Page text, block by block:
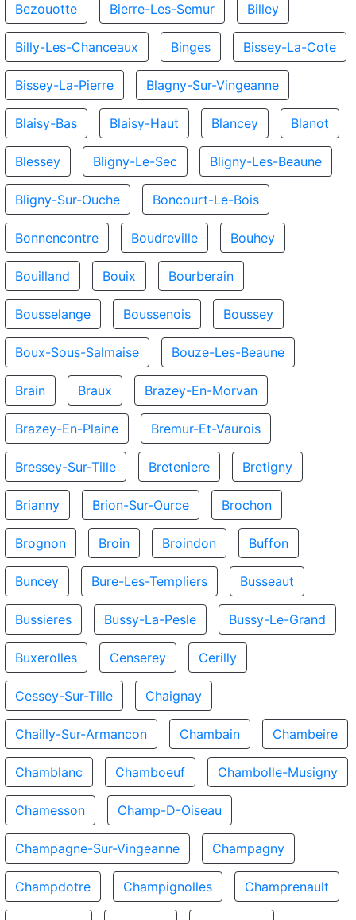
Bezouotte Bierre-Les-Semur Billey
Billy-Les-Chanceaux Binges Bissey-La-Cote
Bissey-La-Pierre Blagny-Sur-Vingeanne
Blaisy-Bas Blaisy-Haut Blancey Blanot
Blessey Bligny-Le-Sec Bligny-Les-Beaune
Bligny-Sur-Ouche Boncourt-Le-Bois
Bonnencontre Boudreville Bouhey
Bouilland Bouix Bourberain
Bousselange Boussenois Boussey
Boux-Sous-Salmaise Bouze-Les-Beaune
Brain Braux Brazey-En-Morvan
Brazey-En-Plaine Bremur-Et-Vaurois
Bressey-Sur-Tille Breteniere Bretigny
Brianny Brion-Sur-Ource Brochon
Brognon Broin Broindon Buffon
Buncey Bure-Les-Templiers Busseaut
Bussieres Bussy-La-Pesle Bussy-Le-Grand
Buxerolles Censerey Cerilly
Cessey-Sur-Tille Chaignay
Chailly-Sur-Armancon Chambain Chambeire
Chamblanc Chamboeuf Chambolle-Musigny
Chamesson Champ-D-Oiseau
Champagne-Sur-Vingeanne Champagny
Champdotre Champignolles Champrenault